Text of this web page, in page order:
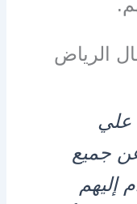
الرياض
علي
جميع
إليهم